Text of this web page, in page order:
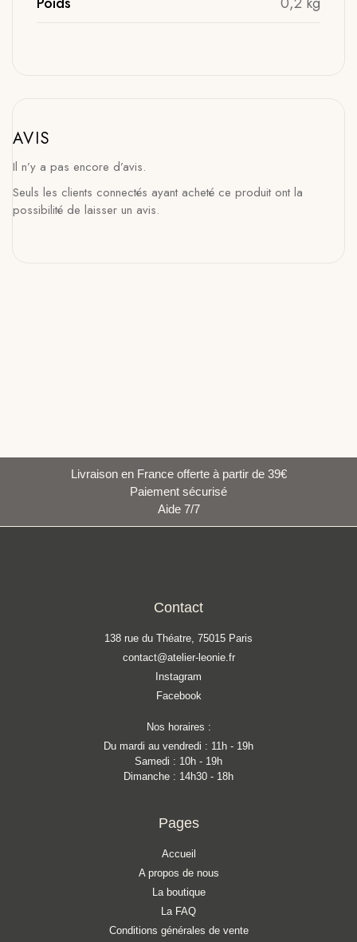
AVIS
Il n’y a pas encore d’avis.
Seuls les clients connectés ayant acheté ce produit ont la
possibilité de laisser un avis.
Livraison en France offerte à partir de 39€
Paiement sécurisé
Aide 7/7
Contact
138 rue du Théatre, 75015 Paris
contact@atelier-leonie.fr
Instagram
Facebook
Nos horaires :
Du mardi au vendredi : 11h - 19h
Samedi : 10h - 19h
Dimanche : 14h30 - 18h
Pages
Accueil
A propos de nous
La boutique
La FAQ
Conditions générales de vente